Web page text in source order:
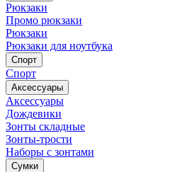
Рюкзаки
Промо рюкзаки
Рюкзаки
Рюкзаки для ноутбука
Спорт
Спорт
Аксессуары
Аксессуары
Дождевики
Зонты складные
Зонты-трости
Наборы с зонтами
Сумки